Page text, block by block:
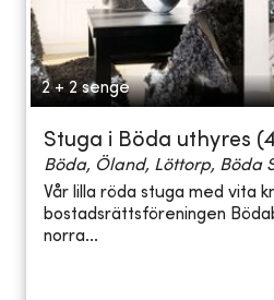
2 + 2 senge
Stuga i Böda uthyres
Böda, Öland, Löttorp, Böda
Vår lilla röda stuga med vita
bostadsrättsföreningen
norra...